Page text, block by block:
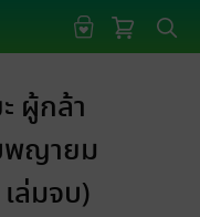
ผู้กล้า
ญายม
ล่มจบ)